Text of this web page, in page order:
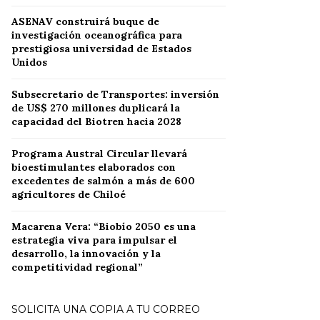
ASENAV construirá buque de
investigación oceanográfica para
prestigiosa universidad de Estados
Unidos
Subsecretario de Transportes: inversión
de US$ 270 millones duplicará la
capacidad del Biotren hacia 2028
Programa Austral Circular llevará
bioestimulantes elaborados con
excedentes de salmón a más de 600
agricultores de Chiloé
Macarena Vera: “Biobío 2050 es una
estrategia viva para impulsar el
desarrollo, la innovación y la
competitividad regional”
SOLICITA UNA COPIA A TU CORREO